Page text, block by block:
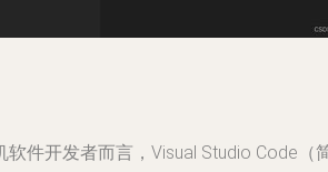
件开发者而言，Visual Studio Code（